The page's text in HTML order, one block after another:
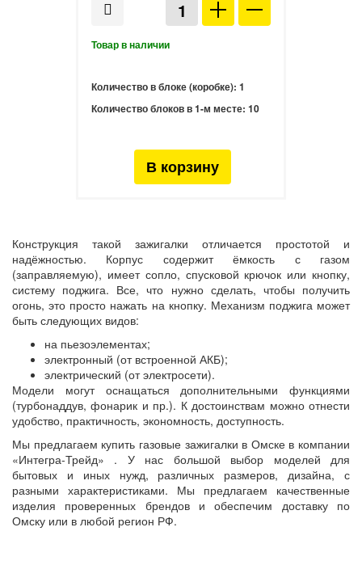
Количество в блоке (коробке): 1
Количество блоков в 1-м месте: 10
Конструкция такой зажигалки отличается простотой и
надёжностью. Корпус содержит ёмкость с газом
(заправляемую), имеет сопло, спусковой крючок или кнопку,
систему поджига. Все, что нужно сделать, чтобы получить
огонь, это просто нажать на кнопку. Механизм поджига может
быть следующих видов:
на пьезоэлементах;
электронный (от встроенной АКБ);
электрический (от электросети).
Модели могут оснащаться дополнительными функциями
(турбонаддув, фонарик и пр.). К достоинствам можно отнести
удобство, практичность, экономность, доступность.
Мы предлагаем купить газовые зажигалки в Омске в компании
«Интегра-Трейд» . У нас большой выбор моделей для
бытовых и иных нужд, различных размеров, дизайна, с
разными характеристиками. Мы предлагаем качественные
изделия проверенных брендов и обеспечим доставку по
Омску или в любой регион РФ.